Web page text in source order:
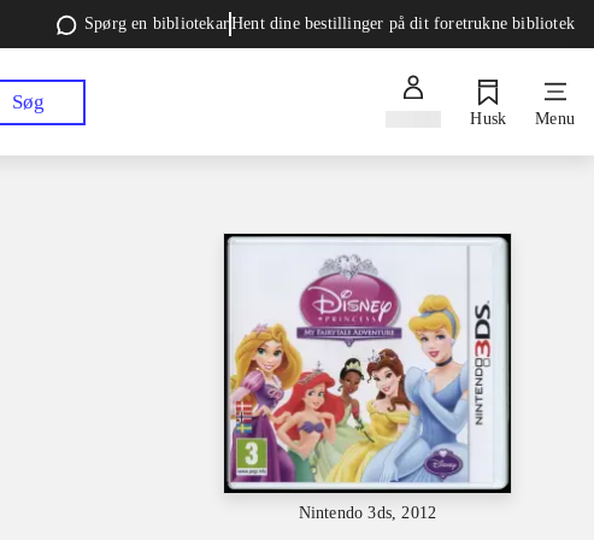
Spørg en bibliotekarHent dine bestillinger på dit foretrukne bibliotek
Søg
Husk Menu
Nintendo 3ds, 2012